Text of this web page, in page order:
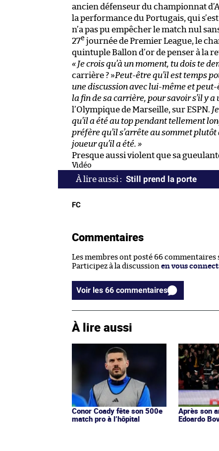
ancien défenseur du championnat
la performance du Portugais, qui
n’a pas pu empêcher le match nul
27e journée de Premier League, le
quintuple Ballon d’or de penser à la
« Je crois qu’à un moment, tu dois te
carrière ? »Peut-être qu’il est temps
une discussion avec lui-même et
la fin de sa carrière, pour savoir s’il y a
l’Olympique de Marseille, sur ESPN.
qu’il a été au top pendant tellement
préfère qu’il s’arrête au sommet
joueur qu’il a été. »
Presque aussi violent que sa
Vidéo
Still prend la porte
FC
Commentaires
Les membres ont posté 66 commentaires
Participez à la discussion en vous
Voir les 66 commentaires
À lire aussi
Conor Coady fête son 500e
match pro à l’hôpital
Après son
Edoardo